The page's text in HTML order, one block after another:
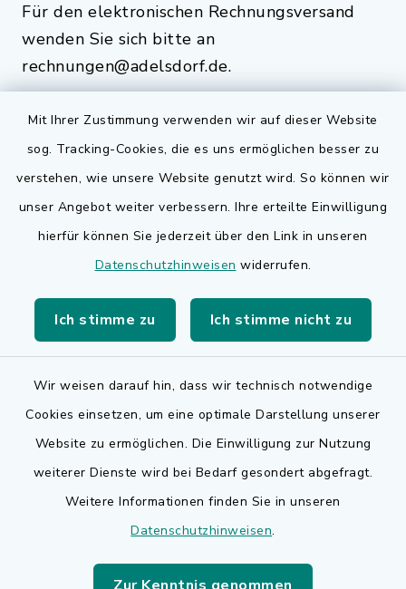
Mit Ihrer Zustimmung verwenden wir auf dieser Website
sog. Tracking-Cookies, die es uns ermöglichen besser zu
verstehen, wie unsere Website genutzt wird. So können wir
unser Angebot weiter verbessern. Ihre erteilte Einwilligung
hierfür können Sie jederzeit über den Link in unseren
Datenschutzhinweisen widerrufen.
Ich stimme zu Ich stimme nicht zu
Wir weisen darauf hin, dass wir technisch notwendige
Cookies einsetzen, um eine optimale Darstellung unserer
Website zu ermöglichen. Die Einwilligung zur Nutzung
weiterer Dienste wird bei Bedarf gesondert abgefragt.
Weitere Informationen finden Sie in unseren
Datenschutzhinweisen.
Für den elektronischen Rechnungsversand
wenden Sie sich bitte an
rechnungen@adelsdorf.de.
Quicklinks
Bauen in Adelsdorf
BayernPortal
Landkreis Erlangen-Höchstadt
Barrierefreiheit